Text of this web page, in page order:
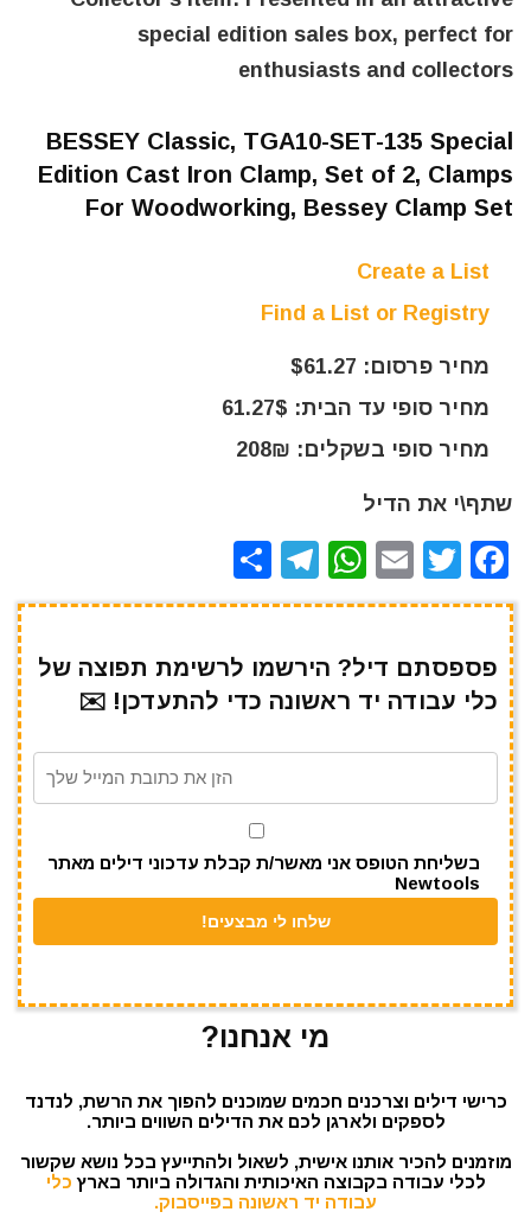
special edition sales box, perfect for
enthusiasts and collectors
BESSEY Classic, TGA10-SET-135 Special
Edition Cast Iron Clamp, Set of 2, Clamps
For Woodworking, Bessey Clamp Set
Create a List
Find a List or Registry
מחיר פרסום: $61.27
מחיר סופי עד הבית: 61.27$
מחיר סופי בשקלים: 208₪
שתף\י את הדיל
F
a
e
b
o
T
w
te
r
E
m
l
W
h
s
A
p
T
el
gr
a
m
h
e
פספסתם דיל? הירשמו לרשימת תפוצה של
כלי עבודה יד ראשונה כדי להתעדכן! ✉️
בשליחת הטופס אני מאשר/ת קבלת עדכוני דילים מאתר
Newtools
מי אנחנו?
כרישי דילים וצרכנים חכמים שמוכנים להפוך את הרשת, לנדנד
לספקים ולארגן לכם את הדילים השווים ביותר.
מוזמנים להכיר אותנו אישית, לשאול ולהתייעץ בכל נושא שקשור
לכלי עבודה בקבוצה האיכותית והגדולה ביותר בארץ כלי
עבודה יד ראשונה בפייסבוק.